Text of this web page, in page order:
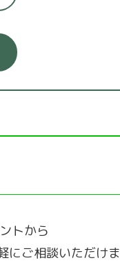
トから
にご相談いただけま